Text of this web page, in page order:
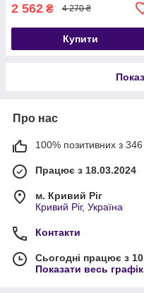
2 562 ₴ 4 270 ₴
Купити
Про нас
100% позитивних з 346
Працює з 18.03.2024
м. Кривий Ріг
Кривий Ріг, Україна
Контакти
Сьогодні працює з
Показати весь